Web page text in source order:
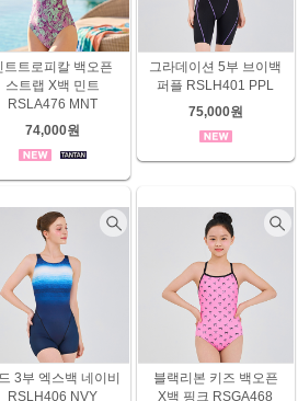
트트로피칼 백오픈
스트랩 X백 민트
RSLA476 MNT
74,000원
그라데이션 5부 브이백
퍼플 RSLH401 PPL
75,000원
3부 엑스백 네이비
RSLH406 NVY
블랙리본 키즈 백오픈
X백 핑크 RSGA468